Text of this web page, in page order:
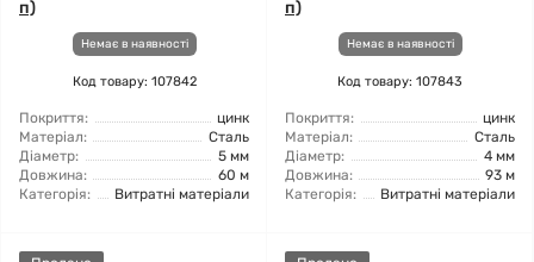
п)
Немає в наявності
Код товару: 107842
Покриття:
цинк
Матеріал:
Сталь
Діаметр:
5 мм
Довжина:
60 м
Категорія:
Витратні матеріали
п)
Немає в наявності
Код товару: 107843
Покриття:
цинк
Матеріал:
Сталь
Діаметр:
4 мм
Довжина:
93 м
Категорія:
Витратні матеріали